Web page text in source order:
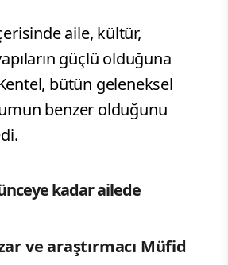
aile, kültür,
güçlü olduğuna
bütün geleneksel
benzer olduğunu
kadar ailede
ve araştırmacı Müfid